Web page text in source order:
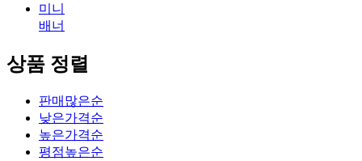
미니
배너
상품 정렬
판매많은순
낮은가격순
높은가격순
평점높은순